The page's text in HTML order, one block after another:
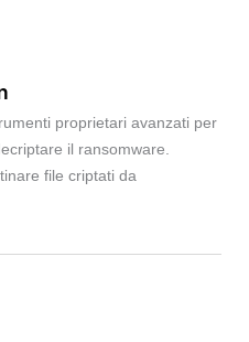
proprietari avanzati per
il ransomware.
file criptati da